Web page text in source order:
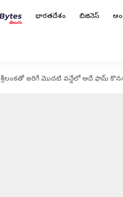
భారతదేశం బిజినెస్
శ్రీలంకతో జరిగే మొదటి వన్డేలో అదే ఫామ్